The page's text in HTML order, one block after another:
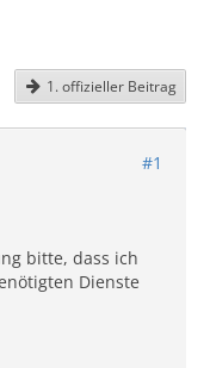
1. offizieller Beitrag
#1
bitte, dass ich
Dienste